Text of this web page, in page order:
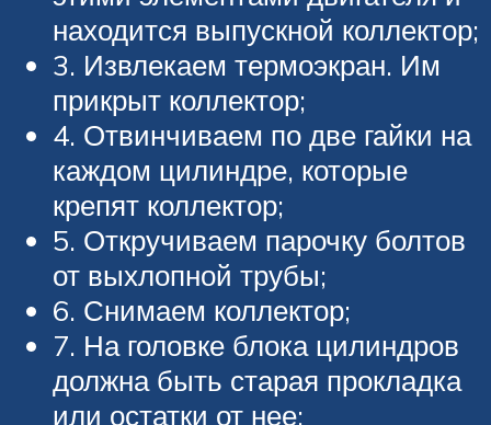
находится выпускной коллектор;
3. Извлекаем термоэкран. Им
прикрыт коллектор;
4. Отвинчиваем по две гайки на
каждом цилиндре, которые
крепят коллектор;
5. Откручиваем парочку болтов
от выхлопной трубы;
6. Снимаем коллектор;
7. На головке блока цилиндров
должна быть старая прокладка
или остатки от нее;